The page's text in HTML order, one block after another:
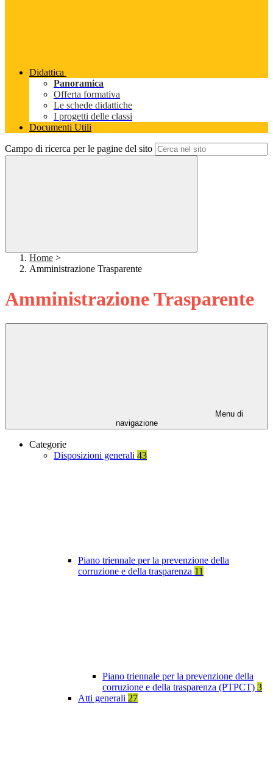
Didattica
Panoramica
Offerta formativa
Le schede didattiche
I progetti delle classi
Documenti Utili
Campo di ricerca per le pagine del sito
Home >
Amministrazione Trasparente
Amministrazione Trasparente
Menu di
navigazione
Categorie
Disposizioni generali 43
Piano triennale per la prevenzione della
corruzione e della trasparenza 11
Piano triennale per la prevenzione della
corruzione e della trasparenza (PTPCT) 3
Atti generali 27